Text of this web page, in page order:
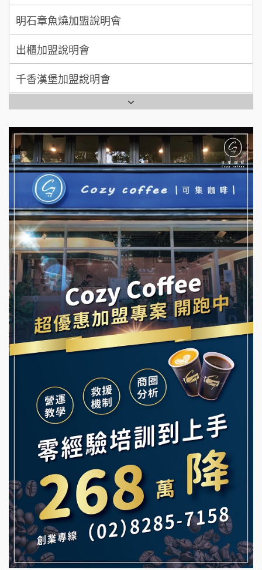
日十。早午食加盟說明會
拾鑶火鍋加盟說明會
全家加盟說明會
台灣G湯加盟說明會
彭富貴加盟說明會
NU PASTA義大利麵加盟說明會
潮鍋癮加盟說明會
蓁伙烤倆吃加盟說明會
霏等茶加盟說明會
早安山丘加盟說明會
冰封仙果加盟說明會
Ramble Café 漫步藍咖啡加盟說明會
微風亭鐵板燒加盟說明會
鮮茶道加盟說明會
【曉妍美妝】誠徵行政櫃檯
自助洗衣店誠徵代洗收送人員(台中市)
MUSHEN徵SPA美容芳療師
日十。早午食加盟說明會
拾鑶火鍋加盟說明會
出櫃加盟說明會
千香漢堡加盟說明會
七盞茶加盟說明會
拉亞漢堡加盟說明會
杜芳子古味茶鋪加盟說明會
優握握×酸奶大獅加盟說明會
冬城門加盟說明會
拾鑶火鍋加盟說明會
阿性情趣無人販售所加盟明會
龍涎居好湯加盟說明會
舒油頭加盟說明會
韓金量加盟說明會
Mr.Wish加盟說明會
白鬍泡泡 BOHO POPO加盟說明會
雞咕雞咕加盟說明會
TEA TOP加盟說明會
珍好味臭臭鍋加盟說明會
藍象廷泰式火鍋加盟說明會